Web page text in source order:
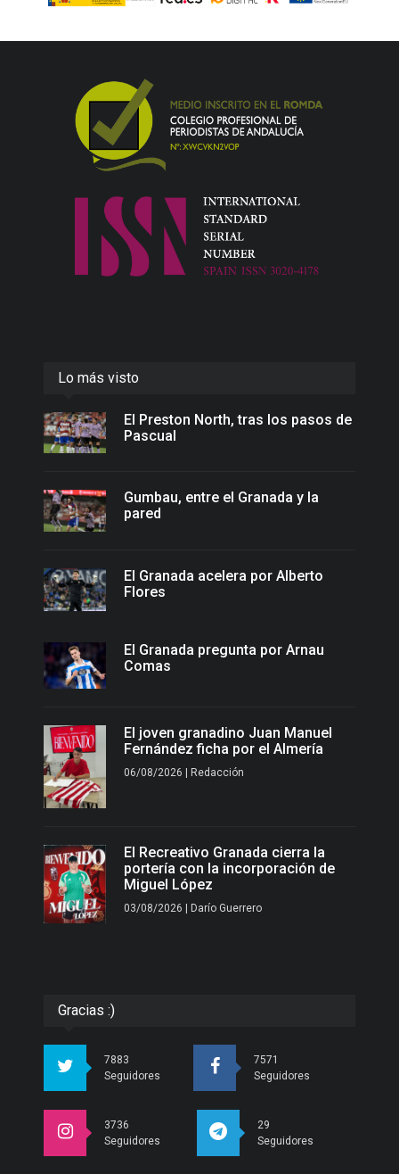
Lo más visto
El Preston North, tras los pasos de
Pascual
Gumbau, entre el Granada y la
pared
El Granada acelera por Alberto
Flores
El Granada pregunta por Arnau
Comas
El joven granadino Juan Manuel
Fernández ficha por el Almería
06/08/2026 | Redacción
El Recreativo Granada cierra la
portería con la incorporación de
Miguel López
03/08/2026 | Darío Guerrero
Gracias :)
7883
Seguidores
7571
Seguidores
3736
Seguidores
29
Seguidores